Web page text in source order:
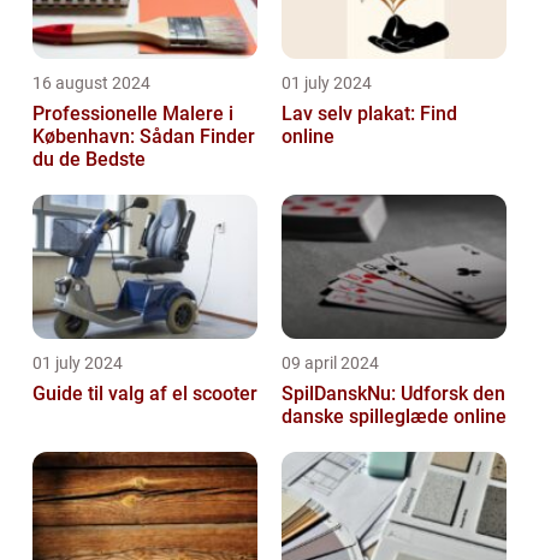
16 august 2024
Professionelle Malere i
København: Sådan Finder
du de Bedste
01 july 2024
Lav selv plakat: Find
online
01 july 2024
Guide til valg af el scooter
09 april 2024
SpilDanskNu: Udforsk den
danske spilleglæde online